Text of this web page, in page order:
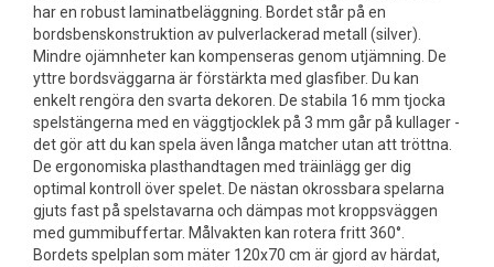
har en robust laminatbeläggning. Bordet står på en
bordsbenskonstruktion av pulverlackerad metall (silver).
Mindre ojämnheter kan kompenseras genom utjämning. De
yttre bordsväggarna är förstärkta med glasfiber. Du kan
enkelt rengöra den svarta dekoren. De stabila 16 mm tjocka
spelstängerna med en väggtjocklek på 3 mm går på kullager -
det gör att du kan spela även långa matcher utan att tröttna.
De ergonomiska plasthandtagen med träinlägg ger dig
optimal kontroll över spelet. De nästan okrossbara spelarna
gjuts fast på spelstavarna och dämpas mot kroppsväggen
med gummibuffertar. Målvakten kan rotera fritt 360°.
Bordets spelplan som mäter 120x70 cm är gjord av härdat,